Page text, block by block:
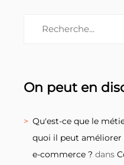
On peut en
Qu'est-ce que le
quoi il peut
e-commerce ? dans